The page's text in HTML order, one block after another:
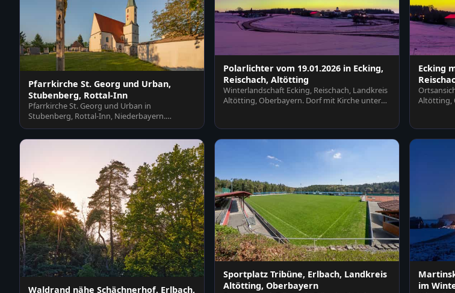
Pfarrkirche St. Georg und Urban,
Stubenberg, Rottal-Inn
Pfarrkirche St. Georg und Urban in
Stubenberg, Rottal-Inn, Niederbayern.
Historisches Gotteshaus im…
Polarlichter vom 19.01.2026 in Ecking,
Reischach, Altötting
Winterlandschaft Ecking, Reischach, Landkreis
Altötting, Oberbayern. Dorf mit Kirche unter
Ecking
Altötting,
Waldrand nähe Schächnerhof, Erlbach,
Sportplatz Tribüne, Erlbach, Landkreis
Altötting, Oberbayern
im